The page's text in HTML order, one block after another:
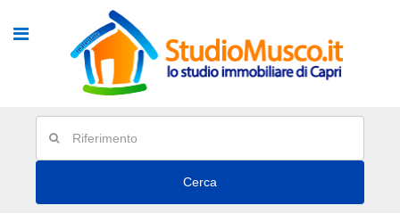
Cerca